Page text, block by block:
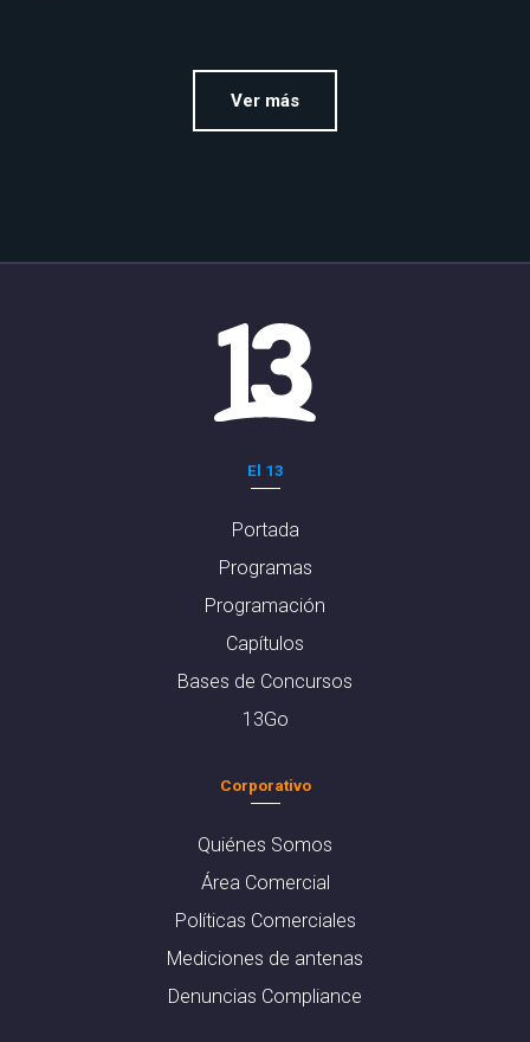
Ver más
El 13
Portada
Programas
Programación
Capítulos
Bases de Concursos
13Go
Corporativo
Quiénes Somos
Área Comercial
Políticas Comerciales
Mediciones de antenas
Denuncias Compliance